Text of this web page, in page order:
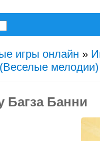
игры онлайн »
мелодии)
Багза Банни